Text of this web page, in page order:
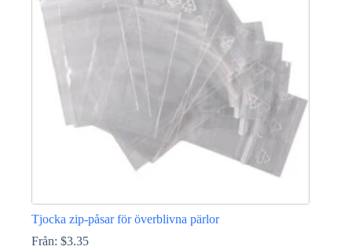
olika
alternativen
kan
väljas
produktsidan
Tjocka zip-påsar för överblivna pärlor
Från: $3.35